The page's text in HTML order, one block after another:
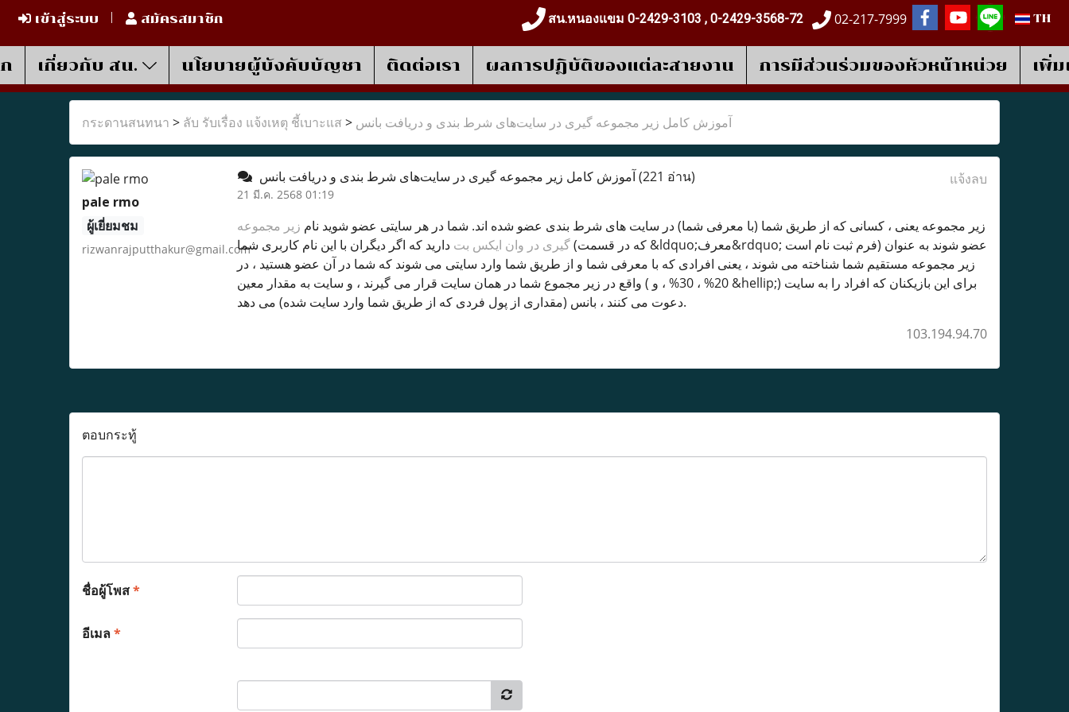
เข้าสู่ระบบ สมัครสมาชิก สน.หนองแขม 0-2429-3103 , 0-2429-3568-72 02-217-7999 TH
เกี่ยวกับ สน. นโยบายผู้บังคับบัญชา ติดต่อเรา ผลการปฎิบัติของแต่ละสายงาน การมีส่วนร่วมของหัวหน้าหน่วย เพิ่
กระดานสนทนา > ลับ รับเรื่อง แจ้งเหตุ ชี้เบาะแส > آموزش کامل زیر مجموعه گیری در سایت‌های شرط بندی و دریافت بانس
pale rmo
ผู้เยี่ยมชม
rizwanrajputthakur@gmail.com
آموزش کامل زیر مجموعه گیری در سایت‌های شرط بندی و دریافت بانس (221 อ่าน)
21 มี.ค. 2568 01:19
แจ้งลบ
زیر مجموعه یعنی ، کسانی که از طریق شما (با معرفی شما) در سایت های شرط بندی عضو شده اند. شما در هر سایتی عضو شوید نام زیر مجموعه
گیری در وان ایکس بت دارید که اگر دیگران با این نام کاربری شما (که در قسمت &ldquo;معرف&rdquo; فرم ثبت نام است) عضو شوند به عنوان
زیر مجموعه مستقیم شما شناخته می شوند ، یعنی افرادی که با معرفی شما و از طریق شما وارد سایتی می شوند که شما در آن عضو هستید ، در
واقع در زیر مجموع شما در همان سایت قرار می گیرند ، و سایت به مقدار معین ( 20% ، 30% ، و &hellip;) برای این بازیکنان که افراد را به سایت
دعوت می کنند ، بانس (مقداری از پول فردی که از طریق شما وارد سایت شده) می دهد.
103.194.94.70
ตอบกระทู้
ชื่อผู้โพส*
อีเมล*